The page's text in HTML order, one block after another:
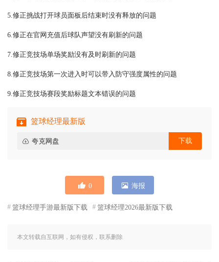
5.修正挑战打开球员面板后结束时没有释放的问题
6.修正在官网充值后球队声望没有刷新的问题
7.修正竞技场单场奖励没有及时刷新的问题
8.修正竞技场第一次进入时可以带入防守强度属性的问题
9.修正竞技场赛段奖励标题文本错误的问题
篮球经理最新版
夸克网盘 下载
0 海报
篮球经理手游最新版下载 篮球经理2026最新版下载
本文转载自互联网，如有侵权，联系删除